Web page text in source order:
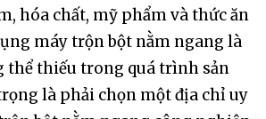
hóa chất, mỹ phẩm và thức ăn
máy trộn bột nằm ngang là
thể thiếu trong quá trình sản
là phải chọn một địa chỉ uy